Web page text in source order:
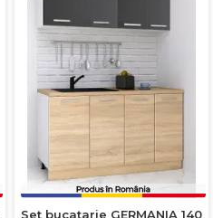
Set bucatarie GERMANIA 140